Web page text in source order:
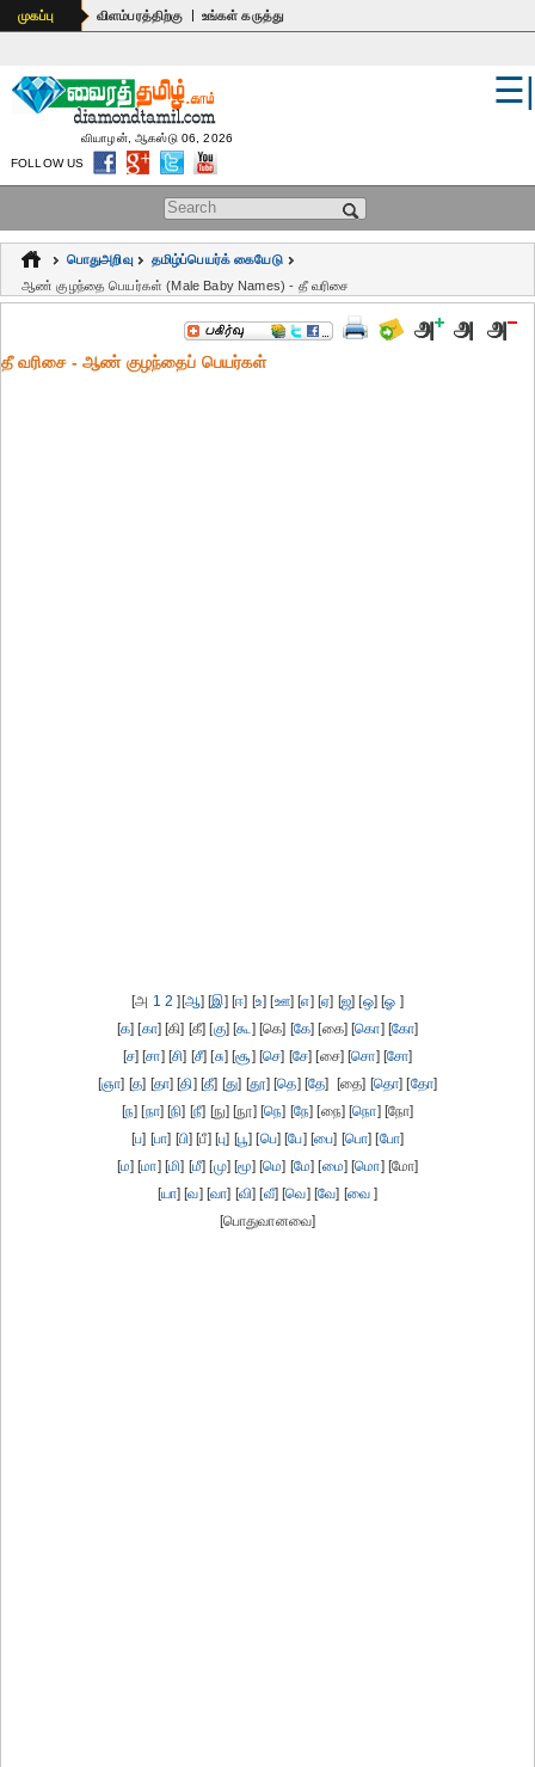
உலகம்
பொதுஅறிவு
கல்வி
ஆன்மிகம்
முகப்பு விளம்பரத்திற்கு | உங்கள் கருத்து
Search form
☰|
வியாழன், ஆகஸ்டு 06, 2026
FOLLOW US
பொதுஅறிவு
தமிழ்ப்பெயர்க் கையேடு
ஆண் குழந்தை பெயர்கள் (Male Baby Names) - தீ வரிசை
தீ வரிசை - ஆண் குழந்தைப் பெயர்கள்
[அ 1 2 ][ஆ] [இ] [ஈ] [உ] [ஊ] [எ] [ஏ] [ஜ] [ஒ] [ஓ ]
[க] [கா] [கி] [கீ] [கு] [கூ] [கெ] [கே] [கை] [கொ] [கோ]
[ச] [சா] [சி] [சீ] [சு] [சூ] [செ] [சே] [சை] [சொ] [சோ]
[ஞா] [த] [தா] [தி] [தீ] [து] [தூ] [தெ] [தே] [தை] [தொ] [தோ]
[ந] [நா] [நி] [நீ] [நு] [நூ] [நெ] [நே] [நை] [நொ] [நோ]
[ப] [பா] [பி] [பீ] [பு] [பூ] [பெ] [பே] [பை] [பொ] [போ]
[ம] [மா] [மி] [மீ] [மு] [மூ] [மெ] [மே] [மை] [மொ] [மோ]
[யா] [வ] [வா] [வி] [வீ] [வெ] [வே] [வை]
[பொதுவானவை]